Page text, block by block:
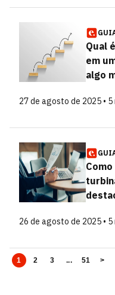
Qual
em
algo
27 de agosto de 2025 •
26 de agosto de 2025 •
1 2 3 ... 51 >